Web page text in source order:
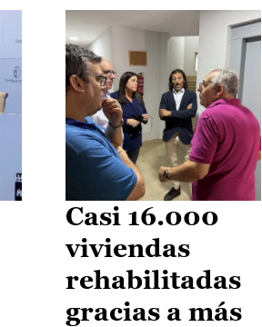
Casi 16.000
viviendas
rehabilitadas
gracias a más